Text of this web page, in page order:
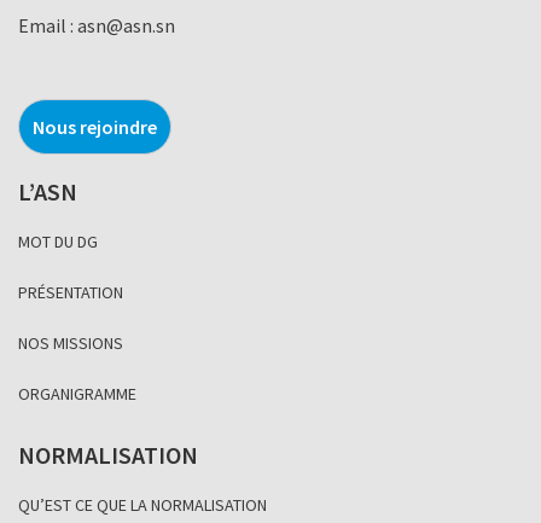
Email : asn@asn.sn
Nous rejoindre
L’ASN
MOT DU DG
PRÉSENTATION
NOS MISSIONS
ORGANIGRAMME
NORMALISATION
QU’EST CE QUE LA NORMALISATION